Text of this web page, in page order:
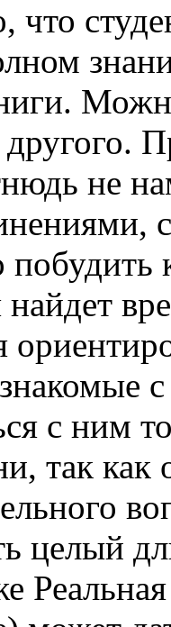
что
не
с ним
так
целый